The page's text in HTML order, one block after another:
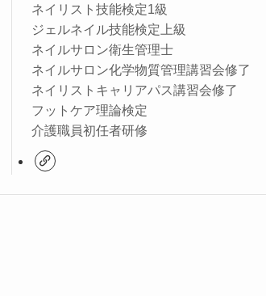
ネイリスト技能検定1級
ジェルネイル技能検定上級
ネイルサロン衛生管理士
ネイルサロン化学物質管理講習会修了
ネイリストキャリアパス講習会修了
フットケア理論検定
介護職員初任者研修